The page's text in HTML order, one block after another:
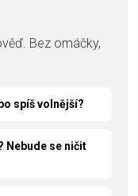
Bez omáčky,
spíš volnější?
Nebude se ničit